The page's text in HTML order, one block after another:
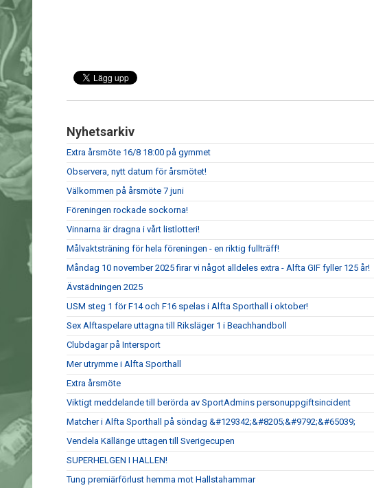
Nyhetsarkiv
Extra årsmöte 16/8 18:00 på gymmet
Observera, nytt datum för årsmötet!
Välkommen på årsmöte 7 juni
Föreningen rockade sockorna!
Vinnarna är dragna i vårt listlotteri!
Målvaktsträning för hela föreningen - en riktig fullträff!
Måndag 10 november 2025 firar vi något alldeles extra - Alfta GIF fyller 125 år!
Ävstädningen 2025
USM steg 1 för F14 och F16 spelas i Alfta Sporthall i oktober!
Sex Alftaspelare uttagna till Riksläger 1 i Beachhandboll
Clubdagar på Intersport
Mer utrymme i Alfta Sporthall
Extra årsmöte
Viktigt meddelande till berörda av SportAdmins personuppgiftsincident
Matcher i Alfta Sporthall på söndag &#129342;&#8205;&#9792;&#65039;
Vendela Källänge uttagen till Sverigecupen
SUPERHELGEN I HALLEN!
Tung premiärförlust hemma mot Hallstahammar